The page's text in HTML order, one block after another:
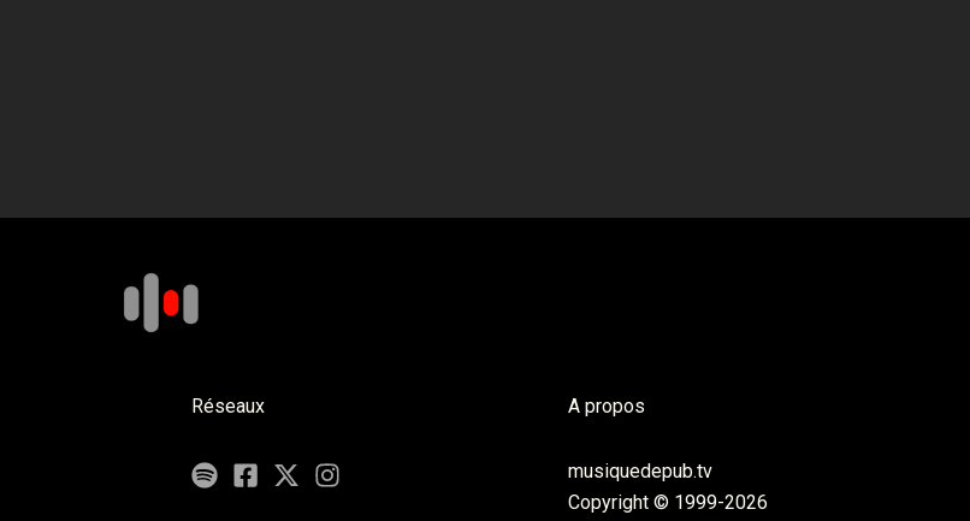
Réseaux A propos
musiquedepub.tv
Copyright © 1999-2026